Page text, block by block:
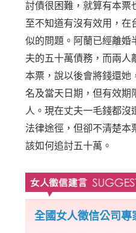
討債很困難，就算有本票
至不知道有沒有效用，在
似的問題。阿蘭已經離婚
夫的五十萬債務，而兩人
本票，說以後會將錢還她
名及當天日期，但有效期
人。現在丈夫一毛錢都沒
法律途徑，但卻不清楚本
該如何追討五十萬。
全國女人徵信公司專